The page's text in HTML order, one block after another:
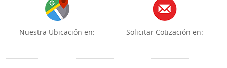
Nuestra Ubicación en: Solicitar Cotización en: